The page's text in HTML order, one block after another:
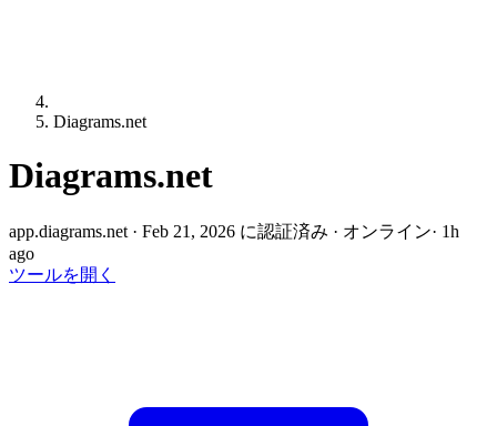
Diagrams.net
Diagrams.net
app.diagrams.net · Feb 21, 2026 に認証済み · オンライン· 1h
ago
ツールを開く